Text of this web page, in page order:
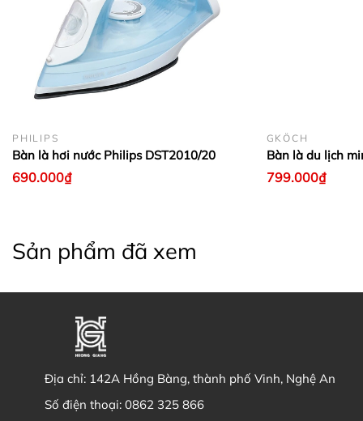
PHILIPS
Bàn là hơi nước Philips DST2010/20
690.000₫
GKÖCH
Bàn là du lịch
799.000₫
Sản phẩm đã xem
Địa chỉ: 142A Hồng Bàng, thành phố Vinh, Nghệ An
Số điện thoại: 0862 325 866